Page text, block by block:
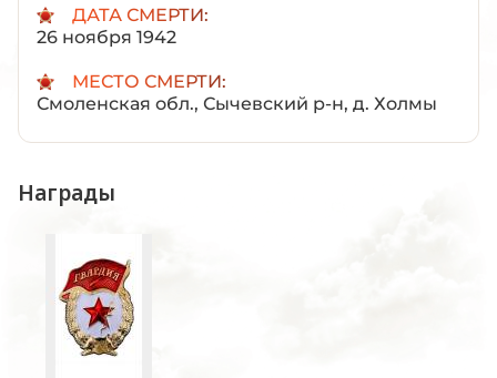
ДАТА СМЕРТИ:
26 ноября 1942
МЕСТО СМЕРТИ:
Смоленская обл., Сычевский р-н, д. Холмы
Награды